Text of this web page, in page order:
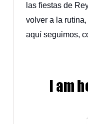
las fiestas de
volver a la
aquí seguimos,